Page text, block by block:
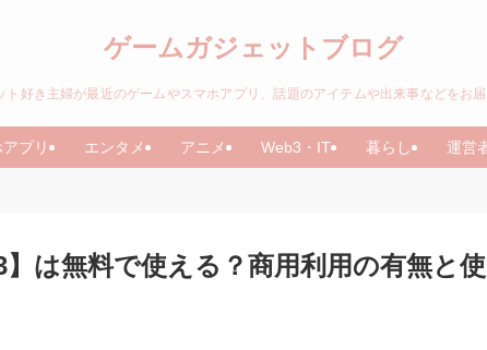
ゲームガジェットブログ
ト好き主婦が最近のゲームやスマホアプリ、話題のアイテムや出来事などをお届
プリ エンタメ アニメ Web3・IT 暮らし 運営
は無料で使える？商用利用の有無と使